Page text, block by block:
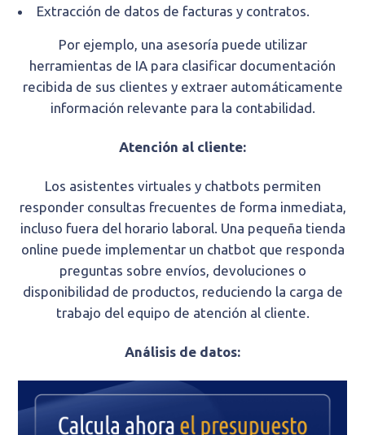
Extracción de datos de facturas y contratos.
Por ejemplo, una asesoría puede utilizar
herramientas de IA para clasificar documentación
recibida de sus clientes y extraer automáticamente
información relevante para la contabilidad.
Atención al cliente:
Los asistentes virtuales y chatbots permiten
responder consultas frecuentes de forma inmediata,
incluso fuera del horario laboral. Una pequeña tienda
online puede implementar un chatbot que responda
preguntas sobre envíos, devoluciones o
disponibilidad de productos, reduciendo la carga de
trabajo del equipo de atención al cliente.
Análisis de datos: